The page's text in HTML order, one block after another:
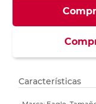
Características